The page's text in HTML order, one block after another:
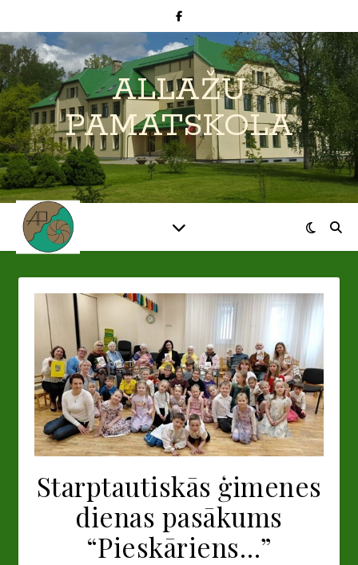
ALLAŽU
PAMATSKOLA
Starptautiskās ģimenes
dienas pasākums
“Pieskāriens…”